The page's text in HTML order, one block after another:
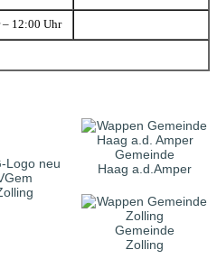
12:00 Uhr
Gemeinde
Haag a.d.Amper
Gemeinde
Zolling